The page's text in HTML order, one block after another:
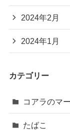
2024年2月
2024年1月
カテゴリー
コアラのマ
たばこ